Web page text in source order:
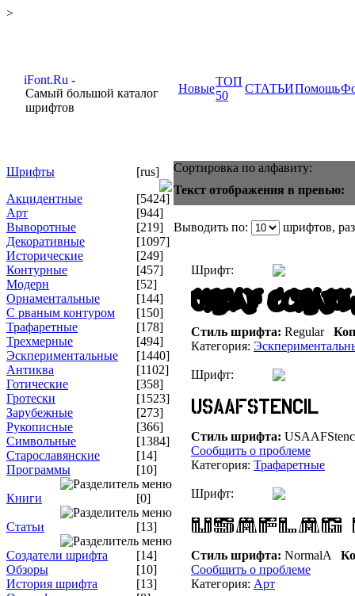
>
Самый большой каталог
шрифтов
Новые
ТОП
50
СТАТЬИПомощь
Шрифты
[rus]
Акцидентные
[5424]
Арт
[944]
Выворотные
[219]
Декоративные
[1097]
Исторические
[249]
Контурные
[457]
Модерн
[52]
Орнаментальные
[144]
С рваным контуром
[150]
Трафаретные
[178]
Трехмерные
[494]
Эскпериментальные
[1440]
Антиква
[1102]
Готические
[358]
Гротески
[1523]
Зарубежные
[273]
Рукописные
[366]
Символьные
[1384]
Старославянские
[14]
Программы
[10]
Книги [0]
Статьи [13]
Создатели шрифта
[14]
Обзоры
[10]
История шрифта
[13]
Сортировка по алфавиту:
Текст отображения в превью:
Выводить по: шрифтов,
Шрифт:
Стиль шрифта: Regular
Категория:
Шрифт:
Стиль шрифта:
Сообщить о проблеме
Категория: Трафаретные
Шрифт:
Стиль шрифта: NormalA
Сообщить о проблеме
Категория: Арт